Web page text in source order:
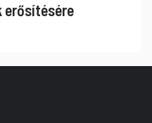
erősítésére